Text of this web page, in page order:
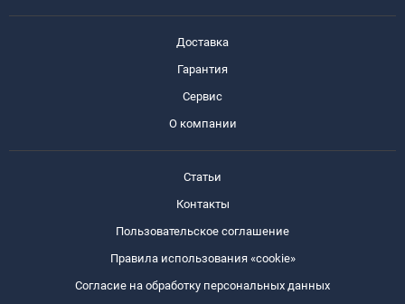
Доставка
Гарантия
Сервис
О компании
Статьи
Контакты
Пользовательское соглашение
Правила использования «cookie»
Согласие на обработку персональных данных